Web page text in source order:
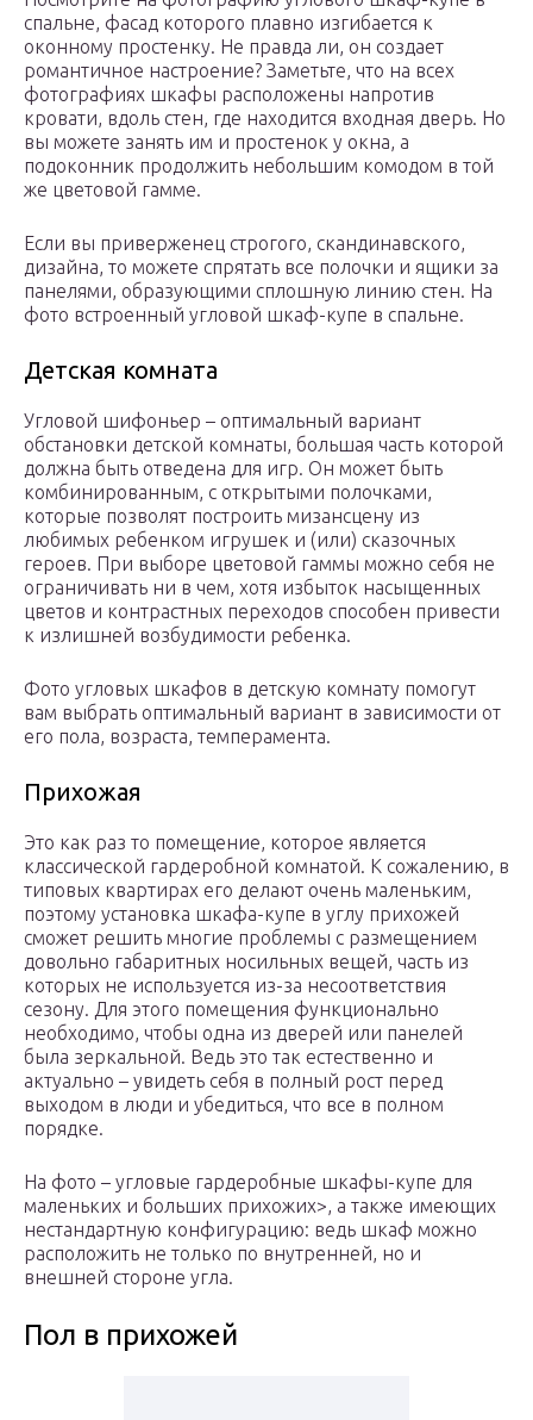
спальне, фасад которого плавно изгибается к
оконному простенку. Не правда ли, он создает
романтичное настроение? Заметьте, что на всех
фотографиях шкафы расположены напротив
кровати, вдоль стен, где находится входная дверь. Но
вы можете занять им и простенок у окна, а
подоконник продолжить небольшим комодом в той
же цветовой гамме.
Если вы приверженец строгого, скандинавского,
дизайна, то можете спрятать все полочки и ящики за
панелями, образующими сплошную линию стен. На
фото встроенный угловой шкаф-купе в спальне.
Детская комната
Угловой шифоньер – оптимальный вариант
обстановки детской комнаты, большая часть которой
должна быть отведена для игр. Он может быть
комбинированным, с открытыми полочками,
которые позволят построить мизансцену из
любимых ребенком игрушек и (или) сказочных
героев. При выборе цветовой гаммы можно себя не
ограничивать ни в чем, хотя избыток насыщенных
цветов и контрастных переходов способен привести
к излишней возбудимости ребенка.
Фото угловых шкафов в детскую комнату помогут
вам выбрать оптимальный вариант в зависимости от
его пола, возраста, темперамента.
Прихожая
Это как раз то помещение, которое является
классической гардеробной комнатой. К сожалению, в
типовых квартирах его делают очень маленьким,
поэтому установка шкафа-купе в углу прихожей
сможет решить многие проблемы с размещением
довольно габаритных носильных вещей, часть из
которых не используется из-за несоответствия
сезону. Для этого помещения функционально
необходимо, чтобы одна из дверей или панелей
была зеркальной. Ведь это так естественно и
актуально – увидеть себя в полный рост перед
выходом в люди и убедиться, что все в полном
порядке.
На фото – угловые гардеробные шкафы-купе для
маленьких и больших прихожих>, а также имеющих
нестандартную конфигурацию: ведь шкаф можно
расположить не только по внутренней, но и
внешней стороне угла.
Пол в прихожей